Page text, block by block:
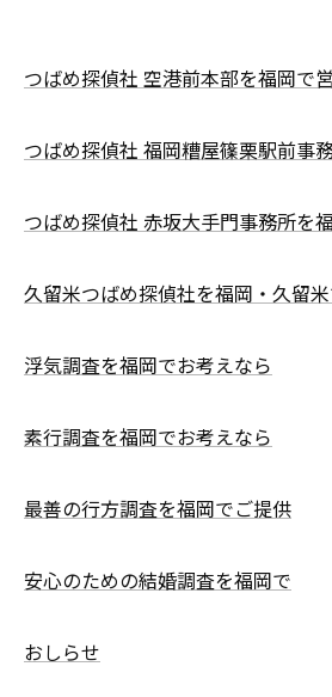
つばめ探偵社 空港前本部を福岡で
つばめ探偵社 福岡糟屋篠栗駅前事
つばめ探偵社 赤坂大手門事務所を
久留米つばめ探偵社を福岡・久留
浮気調査を福岡でお考えなら
素行調査を福岡でお考えなら
最善の行方調査を福岡でご提供
安心のための結婚調査を福岡で
おしらせ